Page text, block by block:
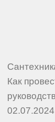
Как
02.07.2024